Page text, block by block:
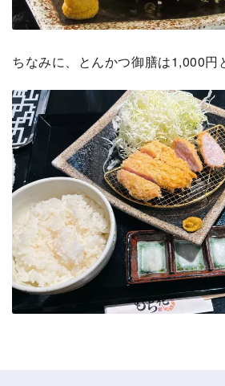
ちなみに、とんかつ御膳は1,000円